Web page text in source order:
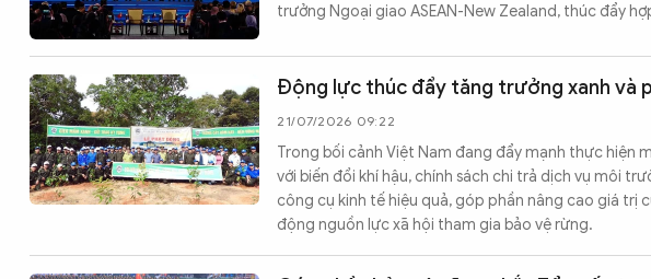
trưởng Ngoại giao ASEAN-New Zealand, thúc đẩy
Động lực thúc đẩy tăng trưởng xanh và
21/07/2026 09:22
Trong bối cảnh Việt Nam đang đẩy mạnh thực hiện
với biến đổi khí hậu, chính sách chi trả dịch vụ môi
công cụ kinh tế hiệu quả, góp phần nâng cao giá trị
động nguồn lực xã hội tham gia bảo vệ rừng.